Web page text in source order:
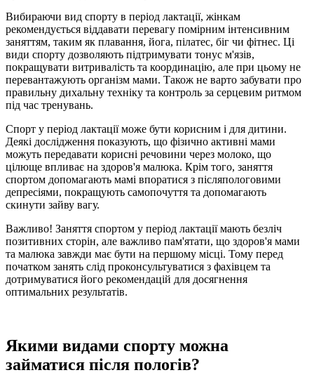
Вибираючи вид спорту в період лактації, жінкам
рекомендується віддавати перевагу помірним інтенсивним
заняттям, таким як плавання, йога, пілатес, біг чи фітнес. Ці
види спорту дозволяють підтримувати тонус м'язів,
покращувати витривалість та координацію, але при цьому не
перевантажують організм мами. Також не варто забувати про
правильну дихальну техніку та контроль за серцевим ритмом
під час тренувань.
Спорт у період лактації може бути корисним і для дитини.
Деякі дослідження показують, що фізично активні мами
можуть передавати корисні речовини через молоко, що
цілюще впливає на здоров'я малюка. Крім того, заняття
спортом допомагають мамі впоратися з післяпологовими
депресіями, покращують самопочуття та допомагають
скинути зайву вагу.
Важливо! Заняття спортом у період лактації мають безліч
позитивних сторін, але важливо пам'ятати, що здоров'я мами
та малюка завжди має бути на першому місці. Тому перед
початком занять слід проконсультуватися з фахівцем та
дотримуватися його рекомендацій для досягнення
оптимальних результатів.
Якими видами спорту можна
займатися після пологів?